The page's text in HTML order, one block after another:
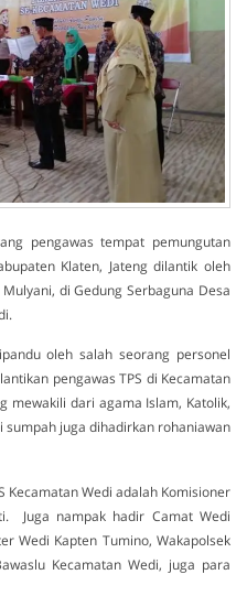
pengawas tempat pemungutan
Klaten, Jateng dilantik oleh
di Gedung Serbaguna Desa
oleh salah seorang personel
pengawas TPS di Kecamatan
mewakili dari agama Islam, Katolik,
juga dihadirkan rohaniawan
Kecamatan Wedi adalah Komisioner
Juga nampak hadir Camat Wedi
Wedi Kapten Tumino, Wakapolsek
Kecamatan Wedi, juga para